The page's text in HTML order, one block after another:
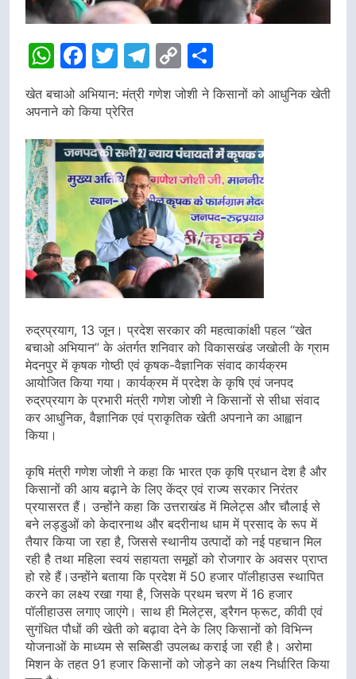
WhatsApp
Facebook
Twitter
Telegram
Copy
Link
खेत बचाओ अभियान: मंत्री गणेश जोशी ने किसानों को आधुनिक खेती
अपनाने को किया प्रेरित
रुद्रप्रयाग, 13 जून। प्रदेश सरकार की महत्वाकांक्षी पहल “खेत
बचाओ अभियान” के अंतर्गत शनिवार को विकासखंड जखोली के ग्राम
मेदनपुर में कृषक गोष्ठी एवं कृषक-वैज्ञानिक संवाद कार्यक्रम
आयोजित किया गया। कार्यक्रम में प्रदेश के कृषि एवं जनपद
रुद्रप्रयाग के प्रभारी मंत्री गणेश जोशी ने किसानों से सीधा संवाद
कर आधुनिक, वैज्ञानिक एवं प्राकृतिक खेती अपनाने का आह्वान
किया।
कृषि मंत्री गणेश जोशी ने कहा कि भारत एक कृषि प्रधान देश है और
किसानों की आय बढ़ाने के लिए केंद्र एवं राज्य सरकार निरंतर
प्रयासरत हैं। उन्होंने कहा कि उत्तराखंड में मिलेट्स और चौलाई से
बने लड्डुओं को केदारनाथ और बदरीनाथ धाम में प्रसाद के रूप में
तैयार किया जा रहा है, जिससे स्थानीय उत्पादों को नई पहचान मिल
रही है तथा महिला स्वयं सहायता समूहों को रोजगार के अवसर प्राप्त
हो रहे हैं।उन्होंने बताया कि प्रदेश में 50 हजार पॉलीहाउस स्थापित
करने का लक्ष्य रखा गया है, जिसके प्रथम चरण में 16 हजार
पॉलीहाउस लगाए जाएंगे। साथ ही मिलेट्स, ड्रैगन फ्रूट, कीवी एवं
सुगंधित पौधों की खेती को बढ़ावा देने के लिए किसानों को विभिन्न
योजनाओं के माध्यम से सब्सिडी उपलब्ध कराई जा रही है। अरोमा
मिशन के तहत 91 हजार किसानों को जोड़ने का लक्ष्य निर्धारित किया